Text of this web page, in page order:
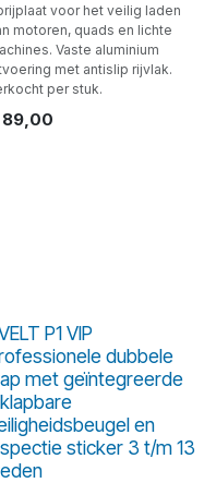
voor het veilig laden
motoren, quads en lichte
Vaste aluminium
met antislip rijvlak.
per stuk.
89,00
P1 VIP
dubbele
met geïntegreerde
en
sticker 3 t/m 13